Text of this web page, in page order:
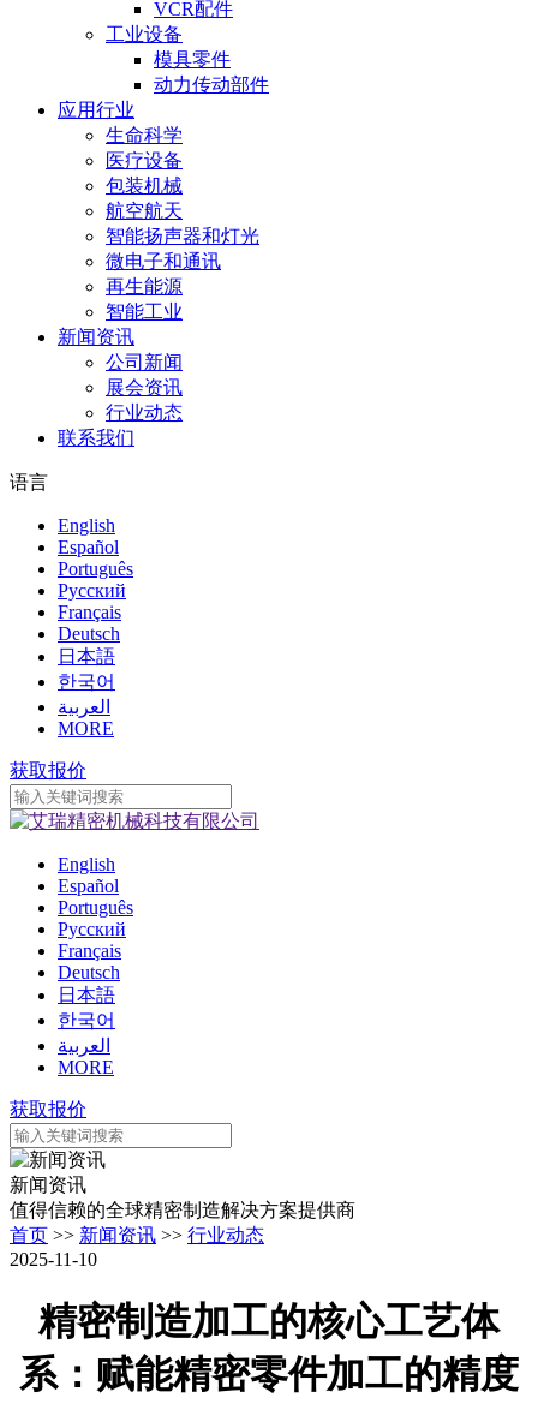
VCR配件
工业设备
模具零件
动力传动部件
应用行业
生命科学
医疗设备
包装机械
航空航天
智能扬声器和灯光
微电子和通讯
再生能源
智能工业
新闻资讯
公司新闻
展会资讯
行业动态
联系我们
语言
English
Español
Português
Pусский
Français
Deutsch
日本語
한국어
العربية
MORE
获取报价
English
Español
Português
Pусский
Français
Deutsch
日本語
한국어
العربية
MORE
获取报价
新闻资讯
值得信赖的全球精密制造解决方案提供商
首页 >> 新闻资讯 >> 行业动态
2025-11-10
精密制造加工的核心工艺体
系：赋能精密零件加工的精度